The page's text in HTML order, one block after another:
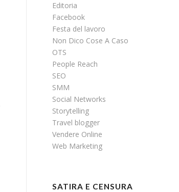
Editoria
Facebook
Festa del lavoro
Non Dico Cose A Caso
OTS
People Reach
SEO
SMM
Social Networks
Storytelling
Travel blogger
Vendere Online
Web Marketing
SATIRA E CENSURA